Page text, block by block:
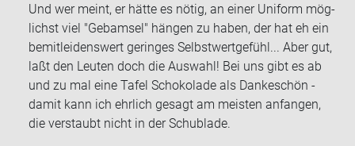
Und wer meint, er hätte es nötig, an einer Uni­form mög­
lichst viel "Gebam­sel" hän­gen zu haben, der hat eh ein
be­mit­lei­dens­wert ge­rin­ges Selbst­wert­ge­fühl... Aber gut,
laßt den Leu­ten doch die Aus­wahl! Bei uns gibt es ab
und zu mal eine Tafel Scho­ko­la­de als Dan­ke­schön -
damit kann ich ehr­lich ge­sagt am meis­ten an­fan­gen,
die ver­staubt nicht in der Schub­la­de.